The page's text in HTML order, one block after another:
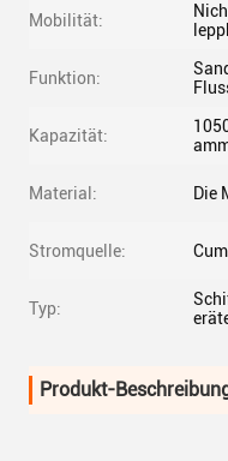
Mobilität:
Funktion:
Kapazität:
Material: Die
Stromquelle:
Typ:
Produkt-